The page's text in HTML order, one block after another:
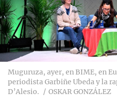
Muguruza, ayer, en BIME, en
periodista Garbiñe Ubeda y la
D’Alesio.
OSKAR GONZÁLEZ